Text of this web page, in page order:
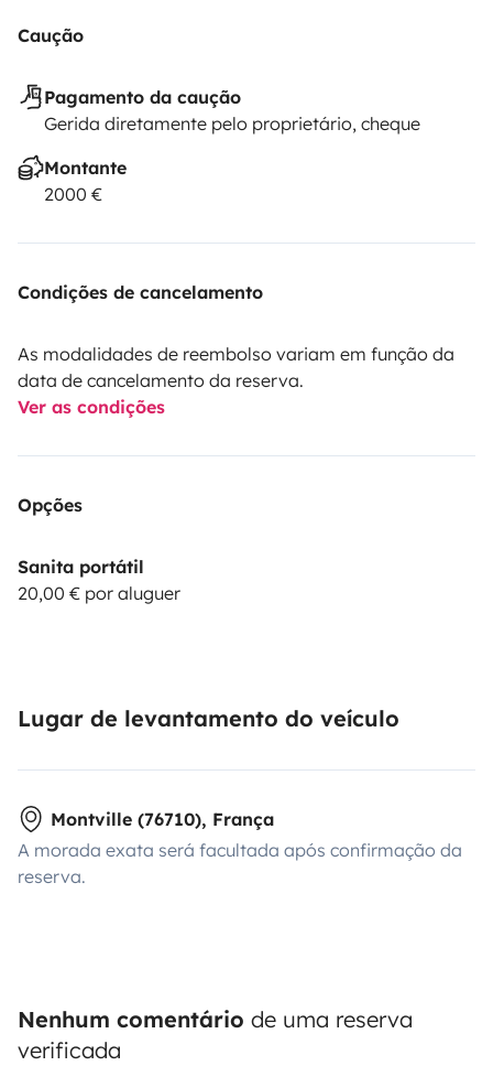
Caução
Pagamento da caução
Gerida diretamente pelo proprietário, cheque
Montante
2000 €
Condições de cancelamento
As modalidades de reembolso variam em função da
data de cancelamento da reserva.
Ver as condições
Opções
Sanita portátil
20,00 € por aluguer
Lugar de levantamento do veículo
Montville (76710), França
A morada exata será facultada após confirmação da
reserva.
Nenhum comentário de uma reserva
verificada